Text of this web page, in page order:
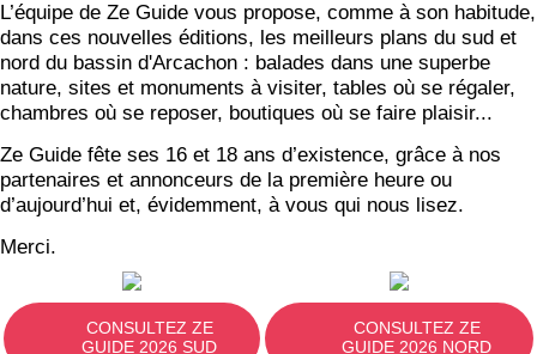
L’équipe de Ze Guide vous propose, comme à son habitude,
dans ces nouvelles éditions, les meilleurs plans du sud et
nord du bassin d'Arcachon : balades dans une superbe
nature, sites et monuments à visiter, tables où se régaler,
chambres où se reposer, boutiques où se faire plaisir...
Ze Guide fête ses 16 et 18 ans d’existence, grâce à nos
partenaires et annonceurs de la première heure ou
d’aujourd’hui et, évidemment, à vous qui nous lisez.
Merci.
CONSULTEZ ZE
GUIDE 2026 SUD
CONSULTEZ ZE
GUIDE 2026 NORD